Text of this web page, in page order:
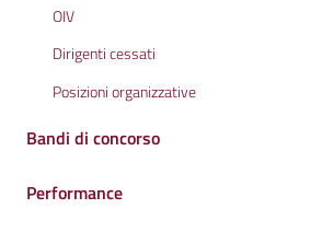
OIV
Dirigenti cessati
Posizioni organizzative
Bandi di concorso
Performance